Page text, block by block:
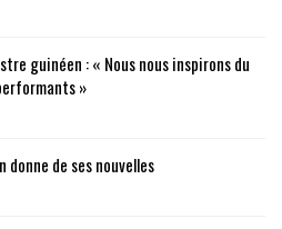
guinéen : « Nous nous inspirons du
»
donne de ses nouvelles